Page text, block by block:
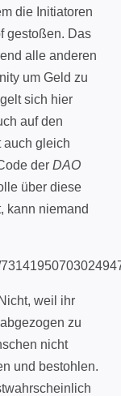
die Initiatoren
gestoßen. Das
alle anderen
um Geld zu
sich hier
auf den
auch gleich
der DAO
über diese
kann niemand
weil ihr
zu
nicht
und bestohlen.